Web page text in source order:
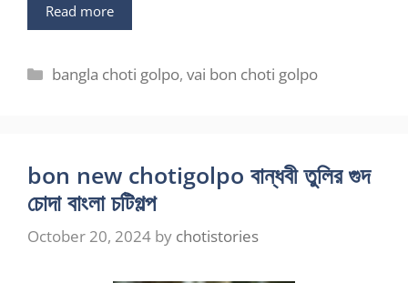
Read more
Categories
bangla choti golpo,vai bon choti golpo
bon new chotigolpo বান্ধবী তুলির গুদ
চোদা বাংলা চটিগল্প
October 20, 2024 by chotistories